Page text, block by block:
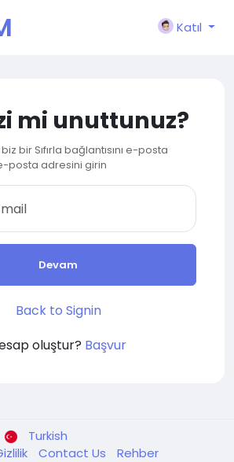
Katıl
mi unuttunuz?
bir Sıfırla bağlantısını e-posta
posta adresini girin
Devam
Back to Signin
oluştur? Başvur
Turkish
Contact Us Rehber